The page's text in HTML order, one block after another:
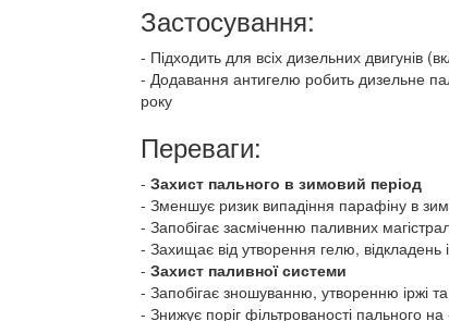
Застосування:
Підходить для всіх дизельних двигунів
Додавання антигелю робить дизельне
року
Переваги:
Захист пального в зимовий період
Зменшує ризик випадіння парафіну в
Запобігає засміченню паливних
Захищає від утворення гелю, відкладень
Захист паливної системи
Запобігає зношуванню, утворенню іржі
Знижує поріг фільтрованості пального